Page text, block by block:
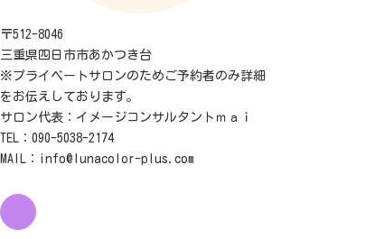
〒512-8046
三重県四日市市あかつき台
※プライベートサロンのためご予約者のみ詳細
をお伝えしております。
サロン代表：イメージコンサルタントｍａｉ
TEL：090-5038-2174
MAIL：info@lunacolor-plus.com